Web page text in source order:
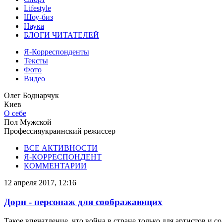
Lifestyle
Шоу-биз
Наука
БЛОГИ ЧИТАТЕЛЕЙ
Я-Корреспонденты
Тексты
Фото
Видео
Олег Боднарчук
Киев
О себе
Пол Мужской
Профессияукраинский режиссер
ВСЕ АКТИВНОСТИ
Я-КОРРЕСПОНДЕНТ
КОММЕНТАРИИ
12 апреля 2017, 12:16
Дорн - персонаж для соображающих